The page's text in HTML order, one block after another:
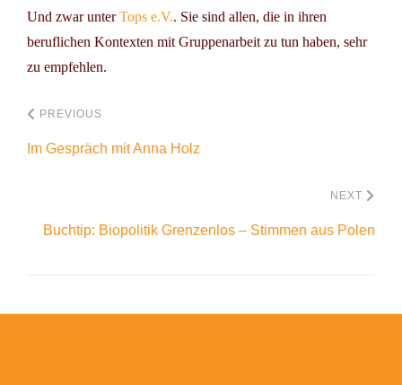
Und zwar unterTops e.V.. Sie sind allen, die in ihren
beruflichen Kontexten mit Gruppenarbeit zu tun haben, sehr
zu empfehlen.
PREVIOUS
Im Gespräch mit Anna Holz
NEXT
Buchtip: Biopolitik Grenzenlos – Stimmen aus Polen